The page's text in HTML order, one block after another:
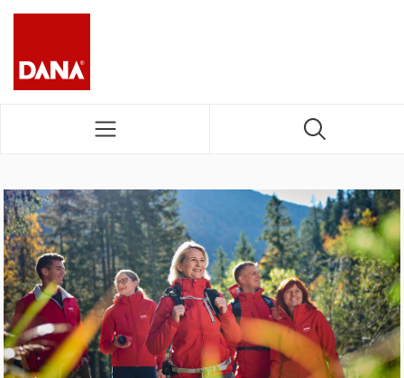
DANA NAVIGATION